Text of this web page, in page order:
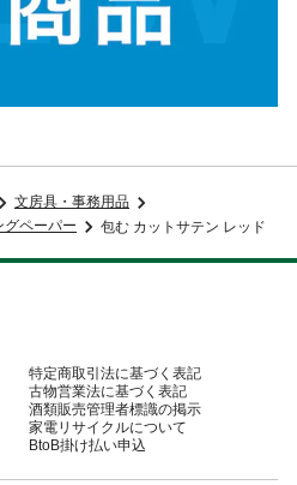
文房具・事務用品
グペーパー 包む カットサテン レッド
特定商取引法に基づく表記
古物営業法に基づく表記
酒類販売管理者標識の掲示
家電リサイクルについて
BtoB掛け払い申込